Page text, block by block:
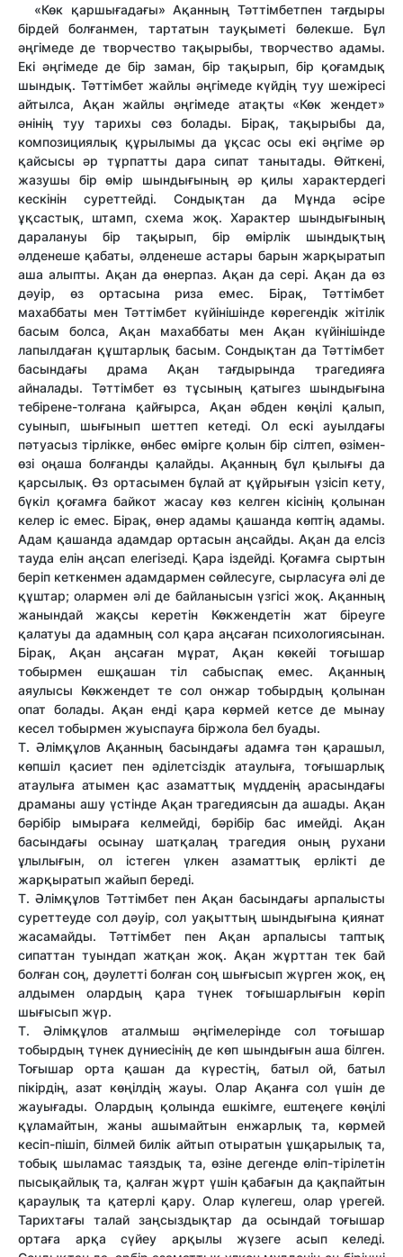
«Көк қаршығадағы» Ақанның Тәттімбетпен тағдыры
бірдей болғанмен, тартатын тауқыметі бөлекше. Бұл
әңгімеде де творчество тақырыбы, творчество адамы.
Екі әңгімеде де бір заман, бір тақырып, бір қоғамдық
шындық. Тәттімбет жайлы әңгімеде күйдің туу шежіресі
айтылса, Ақан жайлы әңгімеде атақты «Көк жендет»
әнінің туу тарихы сөз болады. Бірақ, тақырыбы да,
композициялық құрылымы да ұқсас осы екі әңгіме әр
қайсысы әр тұрпатты дара сипат танытады. Өйткені,
жазушы бір өмір шындығының әр қилы характердегі
кескінін суреттейді. Сондықтан да Мұнда әсіре
ұқсастық, штамп, схема жоқ. Характер шындығының
даралануы бір тақырып, бір өмірлік шындықтың
әлденеше қабаты, әлденеше астары барын жарқыратып
аша алыпты. Ақан да өнерпаз. Ақан да сері. Ақан да өз
дәуір, өз ортасына риза емес. Бірақ, Тәттімбет
махаббаты мен Тәттімбет күйінішінде көрегендік жітілік
басым болса, Ақан махаббаты мен Ақан күйінішінде
лапылдаған құштарлық басым. Сондықтан да Тәттімбет
басындағы драма Ақан тағдырында трагедияға
айналады. Тәттімбет өз тұсының қатыгез шындығына
тебірене-толғана қайғырса, Ақан әбден көңілі қалып,
суынып, шығынып шеттеп кетеді. Ол ескі ауылдағы
пәтуасыз тірлікке, өнбес өмірге қолын бір сілтеп, өзімен-
өзі оңаша болғанды қалайды. Ақанның бұл қылығы да
қарсылық. Өз ортасымен бұлай ат құйрығын үзісіп кету,
бүкіл қоғамға байкот жасау көз келген кісінің қолынан
келер іс емес. Бірақ, өнер адамы қашанда көптің адамы.
Адам қашанда адамдар ортасын аңсайды. Ақан да елсіз
тауда елін аңсап елегізеді. Қара іздейді. Қоғамға сыртын
беріп кеткенмен адамдармен сөйлесуге, сырласуға әлі де
құштар; олармен әлі де байланысын үзгісі жоқ. Ақанның
жанындай жақсы керетін Көкжендетін жат біреуге
қалатуы да адамның сол қара аңсаған психологиясынан.
Бірақ, Ақан аңсаған мұрат, Ақан көкейі тоғышар
тобырмен ешқашан тіл сабыспақ емес. Ақанның
аяулысы Көкжендет те сол онжар тобырдың қолынан
опат болады. Ақан енді қара көрмей кетсе де мынау
кесел тобырмен жуыспауға біржола бел буады.
Т. Әлімқұлов Ақанның басындағы адамға тән қарашыл,
көпшіл қасиет пен әділетсіздік атаулыға, тоғышарлық
атаулыға атымен қас азаматтық мүдденің арасындағы
драманы ашу үстінде Ақан трагедиясын да ашады. Ақан
бәрібір ымыраға келмейді, бәрібір бас имейді. Ақан
басындағы осынау шатқалаң трагедия оның рухани
ұлылығын, ол істеген үлкен азаматтық ерлікті де
жарқыратып жайып береді.
Т. Әлімқұлов Тәттімбет пен Ақан басындағы арпалысты
суреттеуде сол дәуір, сол уақыттың шындығына қиянат
жасамайды. Тәттімбет пен Ақан арпалысы таптық
сипаттан туындап жатқан жоқ. Ақан жұрттан тек бай
болған соң, дәулетті болған соң шығысып жүрген жоқ, ең
алдымен олардың қара түнек тоғышарлығын көріп
шығысып жүр.
Т. Әлімқұлов аталмыш әңгімелерінде сол тоғышар
тобырдың түнек дүниесінің де көп шындығын аша білген.
Тоғышар орта қашан да күрестің, батыл ой, батыл
пікірдің, азат көңілдің жауы. Олар Ақанға сол үшін де
жауығады. Олардың қолында ешкімге, ештеңеге көңілі
құламайтын, жаны ашымайтын енжарлық та, көрмей
кесіп-пішіп, білмей билік айтып отыратын ұшқарылық та,
тобық шыламас таяздық та, өзіне дегенде өліп-тірілетін
пысықайлық та, қалған жұрт үшін қабағын да қақпайтын
қараулық та қатерлі қару. Олар күлегеш, олар үрегей.
Тарихтағы талай заңсыздықтар да осындай тоғышар
ортаға арқа сүйеу арқылы жүзеге асып келеді.